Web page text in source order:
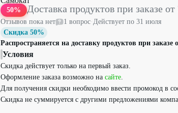
50% Доставка продуктов при заказе
Отзывов пока нет 1 вопрос·Действует по 31 июля
Скидка 50%
Распространяется на доставку продуктов при заказе
Условия
Скидка действует только на первый заказ.
Оформление заказа возможно на сайте.
Для получения скидки необходимо ввести промокод в
Скидка не суммируется с другими предложениями